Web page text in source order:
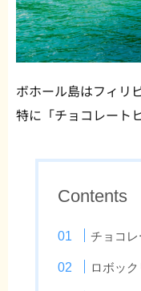
ボホール島はフィリ
特に「チョコレート
Contents
チョコ
ロボッ